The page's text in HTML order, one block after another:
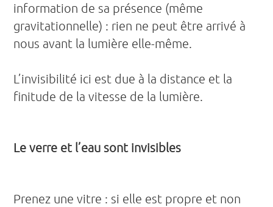
information de sa présence (même
gravitationnelle) : rien ne peut être arrivé à
nous avant la lumière elle-même.
L’invisibilité ici est due à la distance et la
finitude de la vitesse de la lumière.
Le verre et l’eau sont invisibles
Prenez une vitre : si elle est propre et non